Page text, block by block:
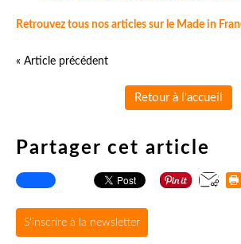
Retrouvez tous nos articles sur le Made in
« Article précédent
Retour à l'accueil
Partager cet article
S'inscrire à la newsletter